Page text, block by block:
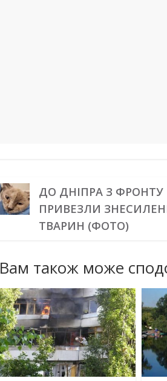
ДО ДНІПРА З ФРОНТУ
ПРИВЕЗЛИ
ТВАРИН (ФОТО)
Вам також може